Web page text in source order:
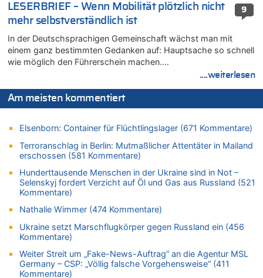
FIFA-Spitze demonstriert Einigkeit trotz Kritik und neuer
Vorwürfe gegen Präsident Gianni Infantino
06.08.2026 - 22:07 von DR ALBERN zu
FIFA-Spitze demonstriert Einigkeit trotz Kritik und neuer
Vorwürfe gegen Präsident Gianni Infantino
06.08.2026 - 21:19 von Ach zu
06.08.2026 - 21:16 von michlaustderaffe zu
Zweite Hitzewelle in diesem Sommer ist jetzt amtlich
06.08.2026 - 21:14 von Ach zu
Aachen ab 11. August wieder Mekka des Pferdesports –
Belgien setzt bei Reit-WM auf starke Springreiter
06.08.2026 - 20:43 von 5/11 zu
Wasserstand des Rheins in NRW so niedrig wie noch nie
06.08.2026 - 20:35 von Wolfgang2 zu
Zurück an den Rhein: Hendrich wechselt zum 1. FC Köln
06.08.2026 - 20:16 von Panda46 zu
AS Eupen: „Keiner weiß, wohin die Reise geht…“
9
LESERBRIEF – Wenn Mobilität plötzlich nicht
mehr selbstverständlich ist
In der Deutschsprachigen Gemeinschaft wächst man mit
einem ganz bestimmten Gedanken auf: Hauptsache so schnell
wie möglich den Führerschein machen….
....weiterlesen
Am meisten kommentiert
Elsenborn: Container für Flüchtlingslager (671 Kommentare)
Terroranschlag in Berlin: Mutmaßlicher Attentäter in Mailand
erschossen (581 Kommentare)
Hunderttausende Menschen in der Ukraine sind in Not –
Selenskyj fordert Verzicht auf Öl und Gas aus Russland (521
Kommentare)
Nathalie Wimmer (474 Kommentare)
Ukraine setzt Marschflugkörper gegen Russland ein (456
Kommentare)
Weiter Streit um „Fake-News-Auftrag“ an die Agentur MSL
Germany – CSP: „Völlig falsche Vorgehensweise“ (411
Kommentare)